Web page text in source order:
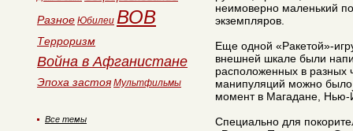
неимоверно маленький
экземпляров.
Еще одной «Ракетой»-
внешней шкале были
расположенных в
манипуляций можно было
момент в Магадане,
Специально для
Разное Юбилеи ВОВ
Терроризм
Война в Афганистане
Эпоха застоя Мультфильмы
Все темы